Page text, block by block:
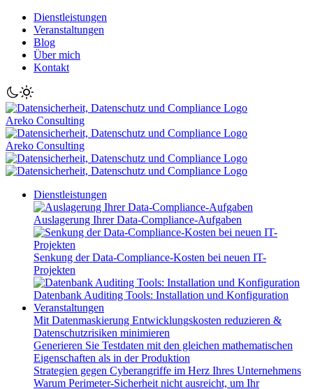
Dienstleistungen
Veranstaltungen
Blog
Über mich
Kontakt
Areko Consulting
Areko Consulting
Dienstleistungen
Auslagerung Ihrer Data-Compliance-Aufgaben
Senkung der Data-Compliance-Kosten bei neuen IT-
Projekten
Datenbank Auditing Tools: Installation und Konfiguration
Veranstaltungen
Mit Datenmaskierung Entwicklungskosten reduzieren &
Datenschutzrisiken minimieren
Generieren Sie Testdaten mit den gleichen mathematischen
Eigenschaften als in der Produktion
Strategien gegen Cyberangriffe im Herz Ihres Unternehmens
Warum Perimeter-Sicherheit nicht ausreicht, um Ihr